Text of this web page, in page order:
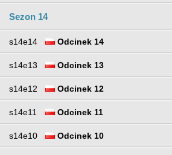
Sezon 14
s14e14 Odcinek 14
s14e13 Odcinek 13
s14e12 Odcinek 12
s14e11 Odcinek 11
s14e10 Odcinek 10